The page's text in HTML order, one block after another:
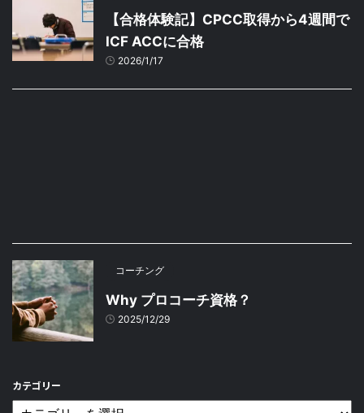
【合格体験記】CPCC取得から4週間で
ICF ACCに合格
2026/1/17
コーチング
Why プロコーチ資格？
2025/12/29
カテゴリー